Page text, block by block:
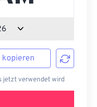
kopieren
jetzt verwendet wird